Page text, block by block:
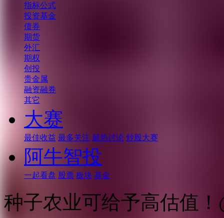
指标公式
投资基金
债券
期货
外汇
期权
创投
贵金属
融资融券
其它
大赛
最佳收益 最多关注 最热讨论 炒股大赛
阿牛智投
一起看盘 股票 板块 基金
种子农业可给予高估值